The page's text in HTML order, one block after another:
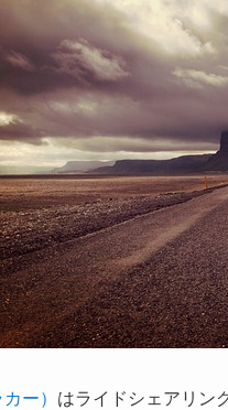
ー） はライドシェアリン